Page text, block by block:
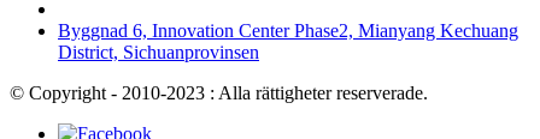
Byggnad 6, Innovation Center Phase2, Mianyang Kechuang
District, Sichuanprovinsen
© Copyright - 2010-2023 : Alla rättigheter reserverade.